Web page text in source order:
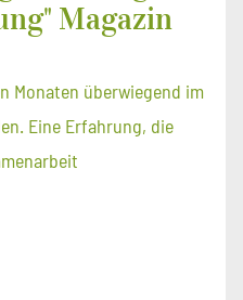
Magazin
Monaten überwiegend im
Eine Erfahrung, die